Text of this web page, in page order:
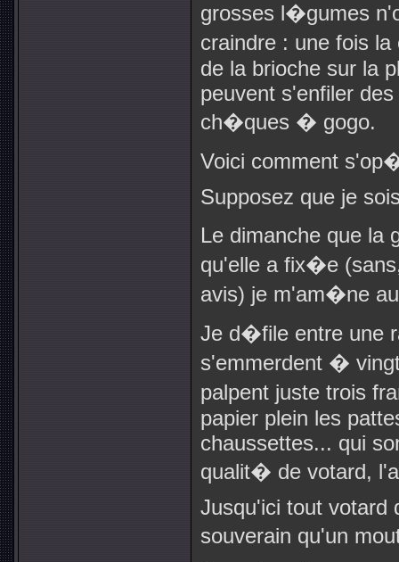
grosses l�gumes
craindre : une fois
de la brioche sur la
peuvent s'enfiler
ch�ques � gogo.
Voici comment
Supposez que je
Le dimanche que la
qu'elle a fix�e
avis) je m'am�ne
Je d�file entre une
s'emmerdent �
palpent juste trois
papier plein les
chaussettes... qui
qualit� de votard,
Jusqu'ici tout votard
souverain qu'un